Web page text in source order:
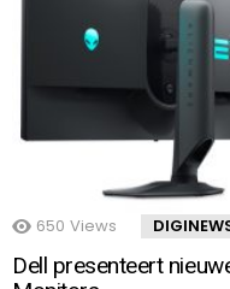
650 Views
Dell presenteert